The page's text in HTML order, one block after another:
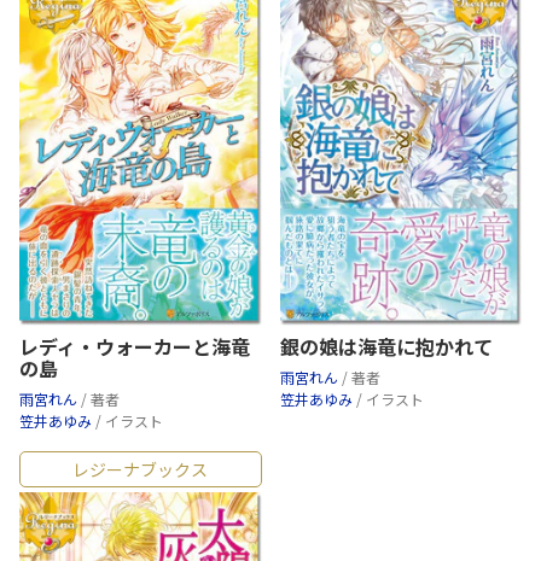
レディ・ウォーカーと海竜
の島
雨宮れん / 著者
笠井あゆみ / イラスト
銀の娘は海竜に抱かれて
雨宮れん / 著者
笠井あゆみ / イラスト
レジーナブックス